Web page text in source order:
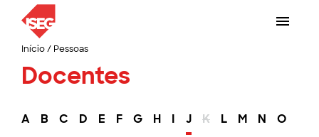
Início/ Pessoas
Docentes
A B C D E F G H I J K L M N O